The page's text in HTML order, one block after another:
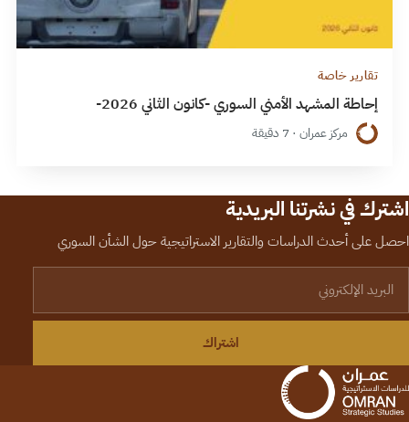
تقارير خاصة
إحاطة المشهد الأمني السوري -كانون الثاني 2026-
مركز عمران · 7 دقيقة
اشترك في نشرتنا البريدية
احصل على أحدث الدراسات والتقارير الاستراتيجية حول الشأن السوري
اشتراك